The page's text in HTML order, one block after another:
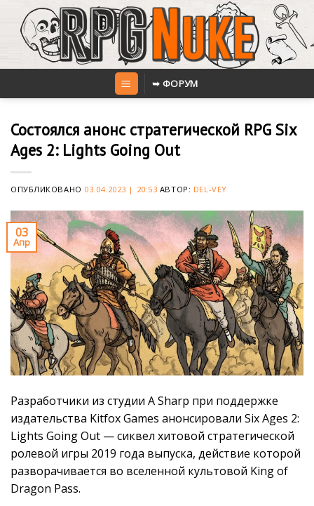
content
➥ ФОРУМ
Состоялся анонс стратегической RPG Six
Ages 2: Lights Going Out
ОПУБЛИКОВАНО 03.04.2023 | 20:53 АВТОР: DEL-VEY
03
Апр
Разработчики из студии A Sharp при поддержке
издательства Kitfox Games анонсировали Six Ages 2:
Lights Going Out — сиквел хитовой стратегической
ролевой игры 2019 года выпуска, действие которой
разворачивается во вселенной культовой King of
Dragon Pass.